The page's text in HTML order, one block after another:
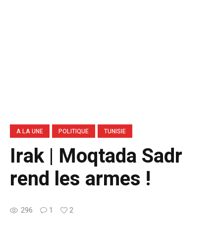
A LA UNE POLITIQUE TUNISIE
Irak | Moqtada Sadr
rend les armes !
296 1 2